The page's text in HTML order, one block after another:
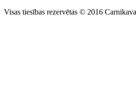
Visas tiesības rezervētas © 2016